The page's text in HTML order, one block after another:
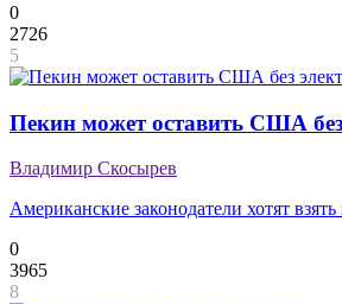
0
2726
5
Пекин может оставить США без
Владимир Скосырев
Американские законодатели хотят
0
3965
8